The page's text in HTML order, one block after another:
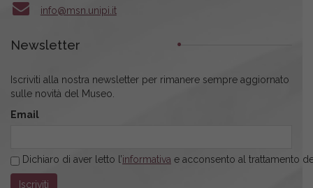
info@msn.unipi.it
Newsletter
Iscriviti alla nostra newsletter per rimanere sempre aggiornato
sulle novità del Museo.
Email
Dichiaro di aver letto l’informativa e acconsento al trattamento